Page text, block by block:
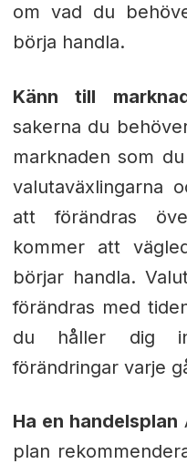
om vad du
börja handla.
Känn till
sakerna du
marknaden som
valutaväxlingarna
att förändras
kommer att
börjar handla.
förändras med
du håller dig
förändringar varje
Ha en handelsplan
plan